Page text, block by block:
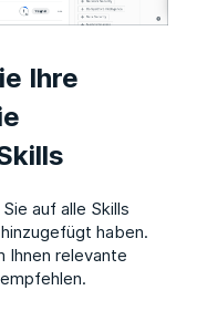
Ihre
auf alle Skills
haben.
Ihnen relevante